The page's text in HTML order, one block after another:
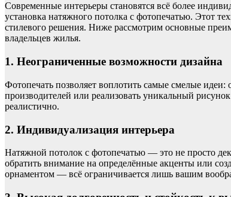
Современные интерьеры становятся всё более
установка натяжного потолка с фотопечатью. Этот
стилевого решения. Ниже рассмотрим основные
владельцев жилья.
1. Неограниченные возможности дизайна
Фотопечать позволяет воплотить самые смелые
производителей или реализовать уникальный
реалистично.
2. Индивидуализация интерьера
Натяжной потолок с фотопечатью — это не просто
обратить внимание на определённые акценты или
орнаментом — всё ограничивается лишь вашим